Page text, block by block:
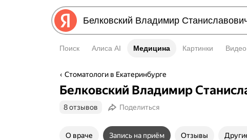
Поиск Алиса AI Медицина
Медицина Картинки Видео
Стоматологи в Екатеринбурге
Белковский Владимир
8 отзывов Поделиться
О враче Запись на приём Отзывы